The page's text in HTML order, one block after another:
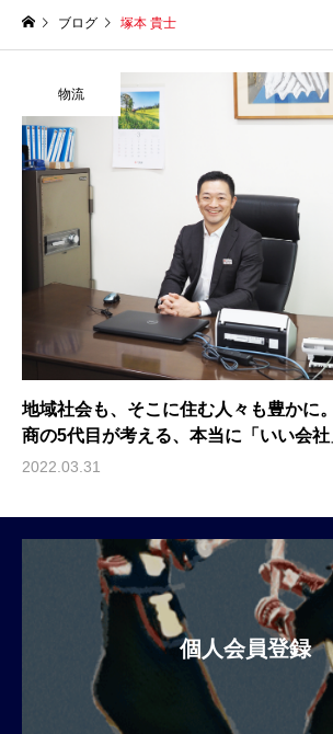
ブログ 塚本 貴士
地域社会も、そこに住む人々も豊かに
商の5代目が考える、本当に「いい会
士 / 芳賀通運株式会社 代表取締役）
2022.03.31
物流
個人会員登録